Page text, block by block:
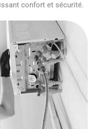
confort et sécurité.